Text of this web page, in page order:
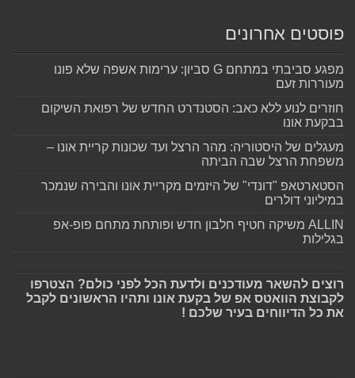
פוסטים אחרונים
מפגע סביבתי במתחם G סביון: ערימות אשפה שלא פונו
מעוררות זעם
חוזרים לנוע ללא כאב: הסטנדרט החדש של רפואת השיקום
בבקעת אונו
מעגלים של היסטוריה: מהר הרצל ועד שכונות קריית אונו –
משפחת הרצל שבה הביתה
הסטארטאפ "דונדי" של היזמים מקריית אונו והבירה שנמכר
במיליוני דולרים
ALLIN משיקה חטיף חלבון חדש ופותחת מתחם פופ-אפ
בגלילות
רוצים להשאר מעודכנים ולדעת הכל לפני כולם? הצטרפו
לקבוצת הוואטס אפ של בקעת אונו ותהיו הראשונים לקבל
את כל הדיווחים בעיר שלכם !